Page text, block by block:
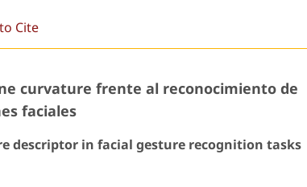
Cite
curvature frente al reconocimiento de
faciales
descriptor in facial gesture recognition tasks